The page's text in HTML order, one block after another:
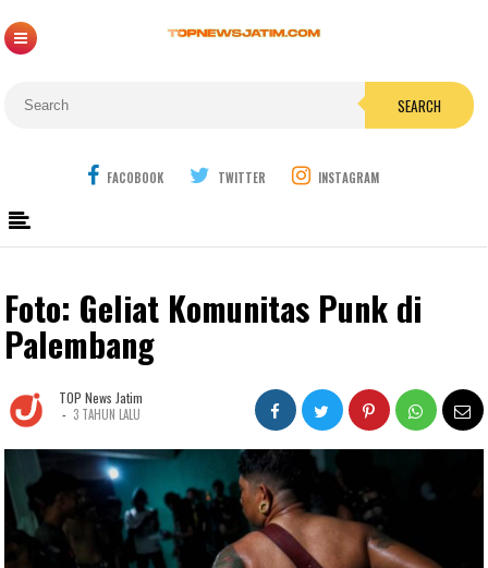
SEARCH
FACOBOOK TWITTER INSTAGRAM
Foto: Geliat Komunitas Punk di
Palembang
TOP News Jatim
- 3 TAHUN LALU